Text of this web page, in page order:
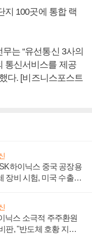
지 100곳에 통합 랙
는 “유선통신 3사의
통신서비스를 제공
다. [비즈니스포스트
하이닉스 중국 공장용
장비 시험, 미국 수출통
닉스 소극적 주주환원
판, "반도체 호황 지속